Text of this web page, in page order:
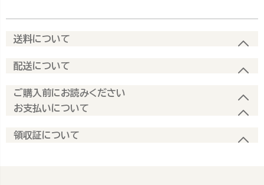
送料について
配送について
ご購入前にお読みください
お支払いについて
領収証について